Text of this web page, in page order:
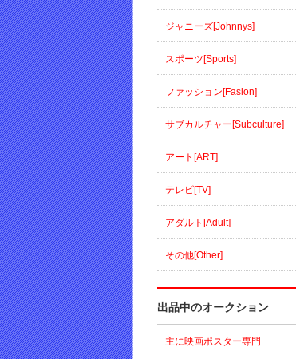
ジャニーズ[Johnnys]
スポーツ[Sports]
ファッション[Fasion]
サブカルチャー[Subculture]
アート[ART]
テレビ[TV]
アダルト[Adult]
その他[Other]
出品中のオークション
主に映画ポスター専門